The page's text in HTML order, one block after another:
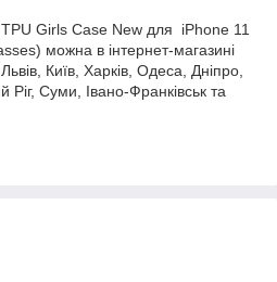
Girls Case New для iPhone 11
можна в інтернет-магазині
Київ, Харків, Одеса, Дніпро,
Суми, Івано-Франківськ та